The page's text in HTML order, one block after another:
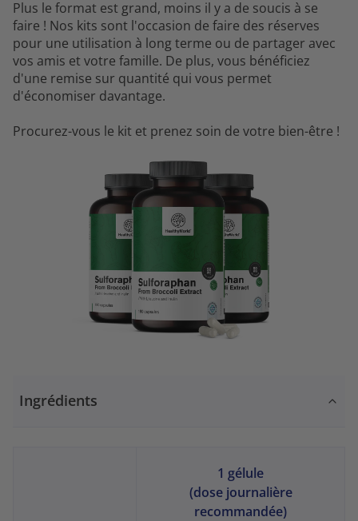
Plus le format est grand, moins il y a de soucis à se
faire ! Nos kits sont l'occasion de faire des réserves
pour une utilisation à long terme ou de partager avec
vos amis et votre famille. De plus, vous bénéficiez
d'une remise sur quantité qui vous permet
d'économiser davantage.
Procurez-vous le kit et prenez soin de votre bien-être !
Ingrédients
1 gélule
(dose journalière
recommandée)